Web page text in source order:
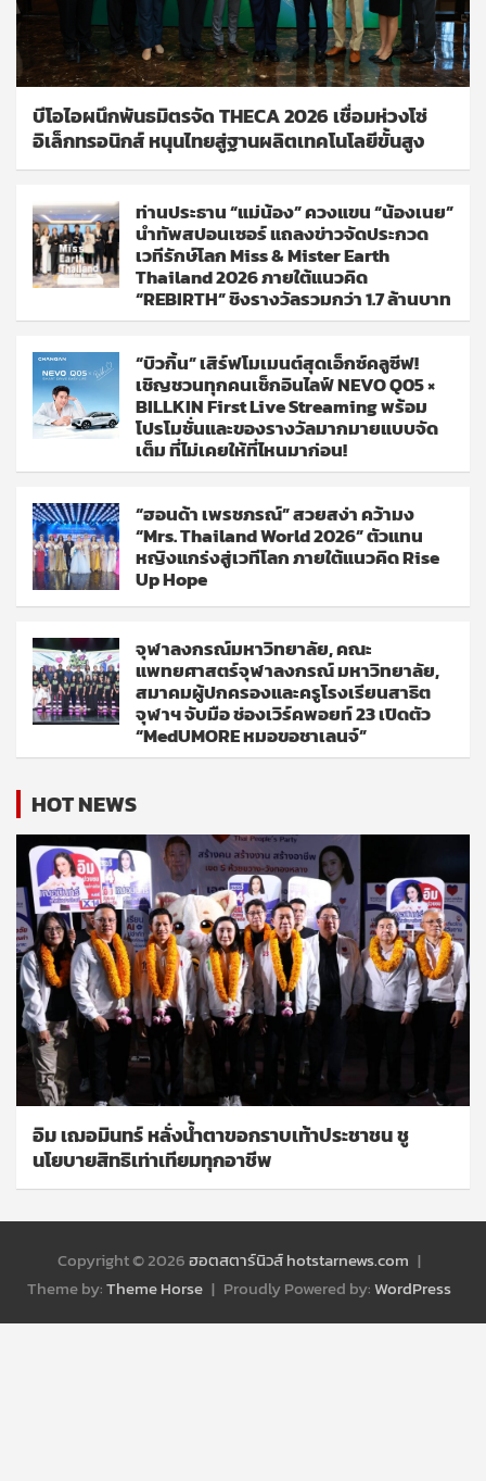
บีโอไอผนึกพันธมิตรจัด THECA 2026 เชื่อมห่วงโซ่
อิเล็กทรอนิกส์ หนุนไทยสู่ฐานผลิตเทคโนโลยีขั้นสูง
ท่านประธาน “แม่น้อง” ควงแขน “น้องเนย”
นำทัพสปอนเซอร์ แถลงข่าวจัดประกวด
เวทีรักษ์โลก Miss & Mister Earth
Thailand 2026 ภายใต้แนวคิด
“REBIRTH” ชิงรางวัลรวมกว่า 1.7 ล้านบาท
“บิวกิ้น” เสิร์ฟโมเมนต์สุดเอ็กซ์คลูซีฟ!
เชิญชวนทุกคนเช็กอินไลฟ์ NEVO Q05 ×
BILLKIN First Live Streaming พร้อม
โปรโมชั่นและของรางวัลมากมายแบบจัด
เต็ม ที่ไม่เคยให้ที่ไหนมาก่อน!
“ฮอนด้า เพรชภรณ์” สวยสง่า คว้ามง
“Mrs. Thailand World 2026” ตัวแทน
หญิงแกร่งสู่เวทีโลก ภายใต้แนวคิด Rise
Up Hope
จุฬาลงกรณ์มหาวิทยาลัย, คณะ
แพทยศาสตร์จุฬาลงกรณ์ มหาวิทยาลัย,
สมาคมผู้ปกครองและครูโรงเรียนสาธิต
จุฬาฯ จับมือ ช่องเวิร์คพอยท์ 23 เปิดตัว
“MedUMORE หมอขอชาเลนจ์”
HOT NEWS
อิม เฌอมินทร์ หลั่งน้ำตาขอกราบเท้าประชาชน ชู
นโยบายสิทธิเท่าเทียมทุกอาชีพ
Copyright © 2026ฮอตสตาร์นิวส์ hotstarnews.com
Theme by:Theme Horse Proudly Powered by:WordPress